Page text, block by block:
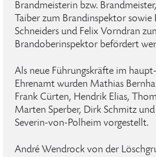
Brandmeisterin bzw.
Taiber zum Brandinspektor sowie
Schneiders und Felix Vorndran
Brandoberinspektor befördert
Als neue Führungskräfte im
Ehrenamt wurden Mathias
Frank Cürten, Hendrik Elias,
Marten Sperber, Dirk Schmitz
Severin-von-Polheim vorgestellt.
André Wendrock von der